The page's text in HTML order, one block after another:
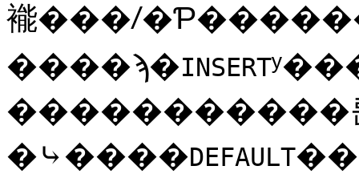
褦
����ϡ�INSERT
�����������
�⤷����DEFAULT